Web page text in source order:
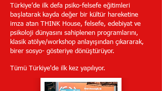
Türkiye’de ilk defa psiko-felsefe eğitimleri
başlatarak kayda değer bir kültür hareketine
imza atan THINK House, felsefe, edebiyat ve
psikoloji dünyasını sahiplenen programlarını,
klasik atölye/workshop anlayışından çıkararak,
birer sosyo- gösteriye dönüştürüyor.
Tümü Türkiye'de ilk kez yapılıyor.